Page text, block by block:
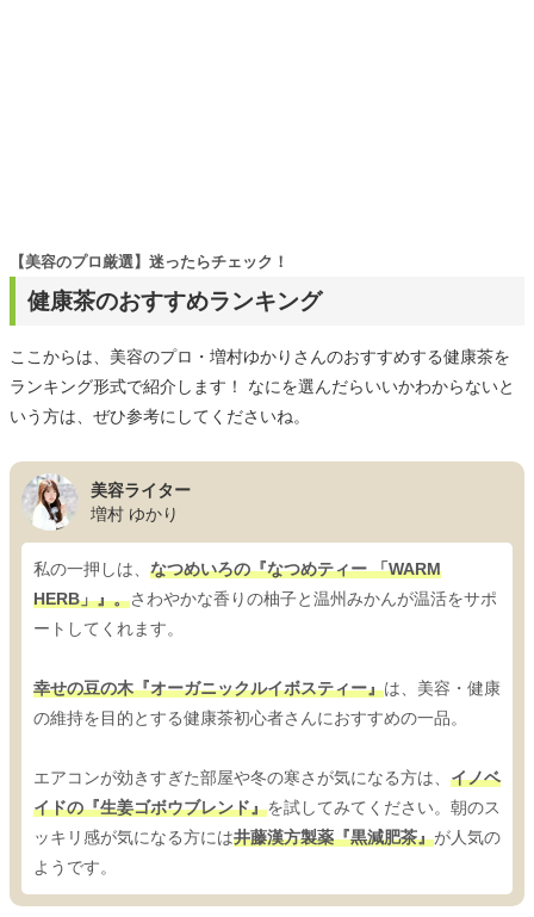
健康茶のおすすめランキング
【美容のプロ厳選】迷ったらチェック！
ここからは、美容のプロ・増村ゆかりさんのおすすめする健康茶を
ランキング形式で紹介します！ なにを選んだらいいかわからないと
いう方は、ぜひ参考にしてくださいね。
美容ライター
増村 ゆかり
私の一押しは、 なつめいろの『なつめティー 「WARM
HERB」』。さわやかな香りの柚子と温州みかんが温活をサポ
ートしてくれます。
幸せの豆の木『オーガニックルイボスティー』は、美容・健康
の維持を目的とする健康茶初心者さんにおすすめの一品。
エアコンが効きすぎた部屋や冬の寒さが気になる方は、 イノベ
イドの『生姜ゴボウブレンド』を試してみてください。朝のス
ッキリ感が気になる方には井藤漢方製薬『黒減肥茶』が人気の
ようです。